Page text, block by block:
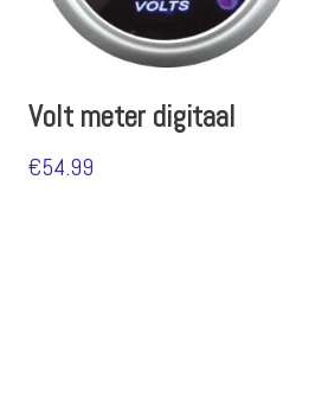
Volt meter digitaal
€54.99